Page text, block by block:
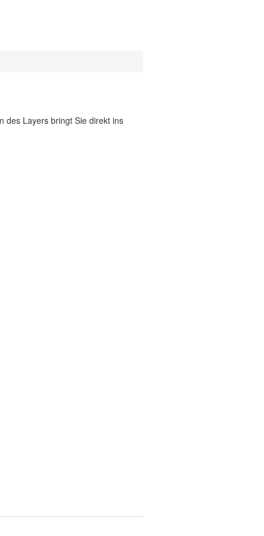
des Layers bringt Sie direkt ins